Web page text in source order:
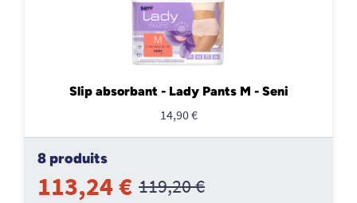
Slip absorbant - Lady Pants M - Seni
14,90 €
8 produits
113,24 € 119,20 €